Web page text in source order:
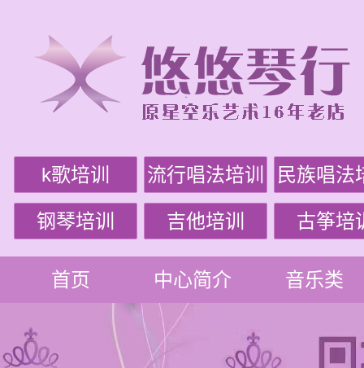
k歌培训 流行唱法培训 民族唱法
钢琴培训 吉他培训 古筝培
首页 中心简介 音乐类